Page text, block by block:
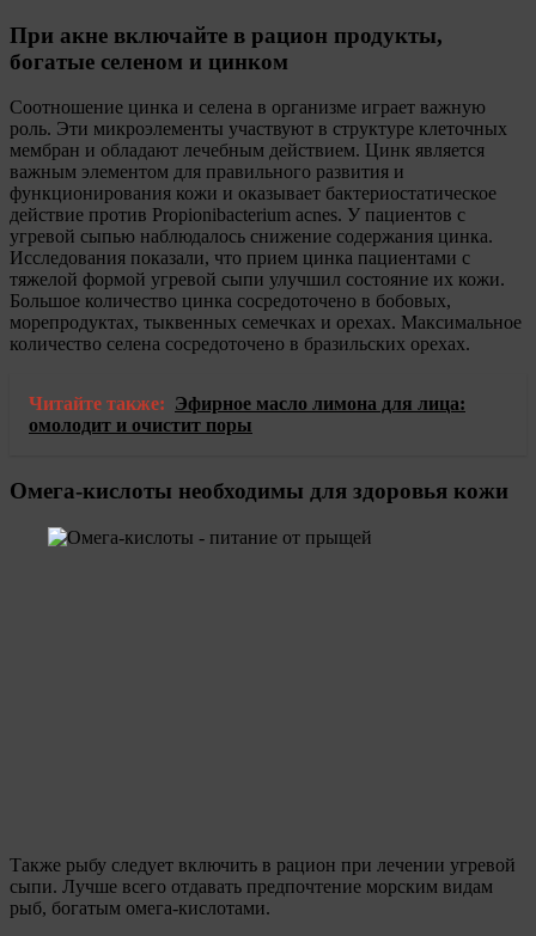
При акне включайте в рацион продукты,
богатые селеном и цинком
Соотношение цинка и селена в организме играет важную
роль. Эти микроэлементы участвуют в структуре клеточных
мембран и обладают лечебным действием. Цинк является
важным элементом для правильного развития и
функционирования кожи и оказывает бактериостатическое
действие против Propionibacterium acnes. У пациентов с
угревой сыпью наблюдалось снижение содержания цинка.
Исследования показали, что прием цинка пациентами с
тяжелой формой угревой сыпи улучшил состояние их кожи.
Большое количество цинка сосредоточено в бобовых,
морепродуктах, тыквенных семечках и орехах. Максимальное
количество селена сосредоточено в бразильских орехах.
Читайте также: Эфирное масло лимона для лица:
омолодит и очистит поры
Омега-кислоты необходимы для здоровья кожи
Также рыбу следует включить в рацион при лечении угревой
сыпи. Лучше всего отдавать предпочтение морским видам
рыб, богатым омега-кислотами.